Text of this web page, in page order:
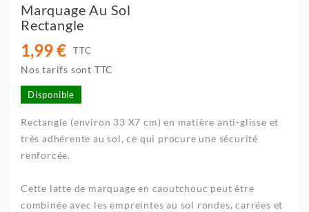
Marquage Au Sol
Rectangle
1,99 € TTC
Nos tarifs sont TTC
Disponible
Rectangle (environ 33 X7 cm) en matière anti-glisse et
très adhérente au sol, ce qui procure une sécurité
renforcée.
Cette latte de marquage en caoutchouc peut être
combinée avec les empreintes au sol rondes, carrées et